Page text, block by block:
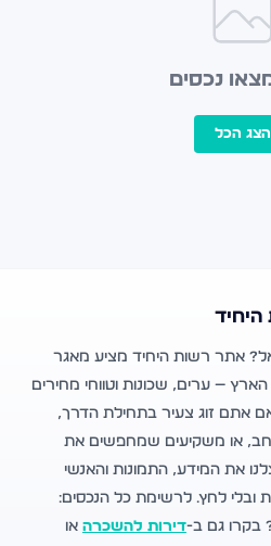
נכסים
הצג הכל
אתר רשות היחיד מציע מאגר
— ערים, שכונות וטווחי מחירים
אתם זוג צעיר בתחילת הדרך,
או משקיעים שמחפשים את
את המידע, התמונות והאנשי
לחץ. לרשימת כל הנכסים:
בקרו גם ב-דירות להשכרה או